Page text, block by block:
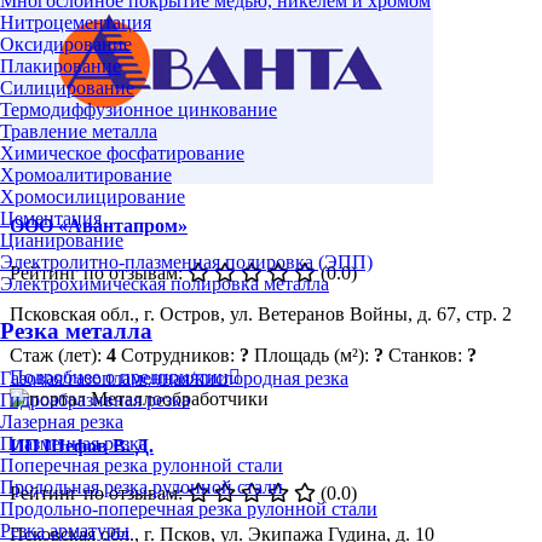
Нитроцементация
Оксидирование
Плакирование
Силицирование
Термодиффузионное цинкование
Травление металла
Химическое фосфатирование
Хромоалитирование
Хромосилицирование
Цементация
Цианирование
Электролитно-плазменная полировка (ЭПП)
Электрохимическая полировка металла
Резка металла
Газовая/газопламенная/кислородная резка
Гидроабразивная резка
Лазерная резка
Плазменная резка
Поперечная резка рулонной стали
Продольная резка рулонной стали
Продольно-поперечная резка рулонной стали
Резка арматуры
ООО «Авантапром»
Рейтинг по отзывам:
(0.0)
Псковская обл., г. Остров, ул. Ветеранов Войны, д. 67, стр. 2
Стаж (лет): 4 Сотрудников: ? Площадь (м²): ? Станков: ?
Подробнее о предприятии
ИП Шефов В. Д.
Рейтинг по отзывам:
(0.0)
Псковская обл., г. Псков, ул. Экипажа Гудина, д. 10